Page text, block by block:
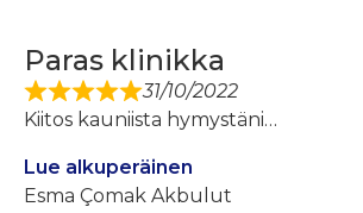
Paras klinikka
31/10/2022
Kiitos kauniista hymystäni…
Lue alkuperäinen
Esma Çomak Akbulut